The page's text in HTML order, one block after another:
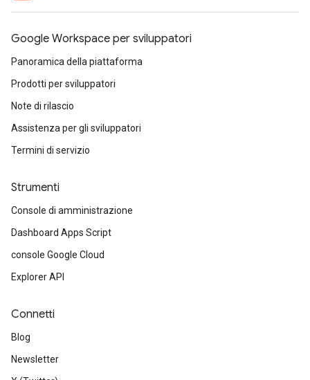
Google Workspace per sviluppatori
Panoramica della piattaforma
Prodotti per sviluppatori
Note di rilascio
Assistenza per gli sviluppatori
Termini di servizio
Strumenti
Console di amministrazione
Dashboard Apps Script
console Google Cloud
Explorer API
Connetti
Blog
Newsletter